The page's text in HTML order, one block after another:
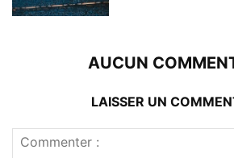
AUCUN
LAISSER UN